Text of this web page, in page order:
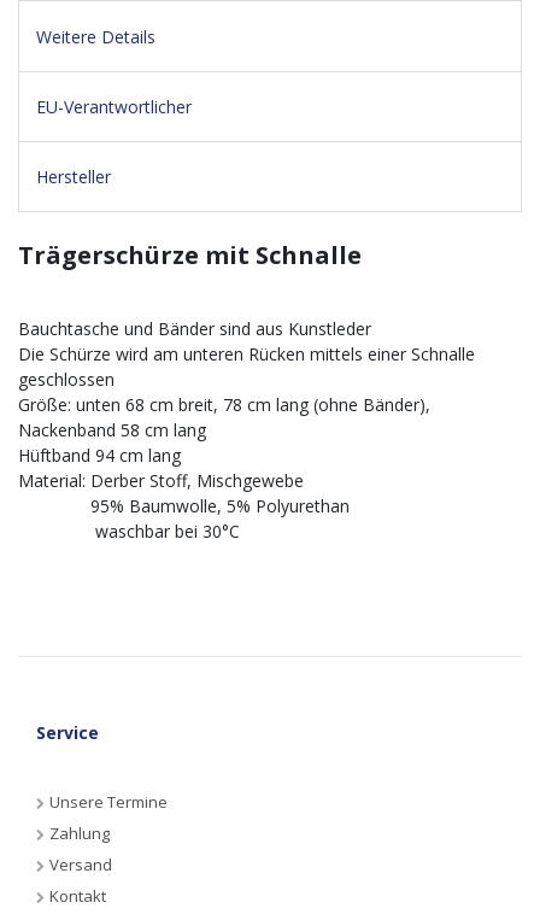
Weitere Details
EU-Verantwortlicher
Hersteller
Trägerschürze mit Schnalle
Bauchtasche und Bänder sind aus Kunstleder
Die Schürze wird am unteren Rücken mittels einer Schnalle
geschlossen
Größe: unten 68 cm breit, 78 cm lang (ohne Bänder),
Nackenband 58 cm lang
Hüftband 94 cm lang
Material: Derber Stoff, Mischgewebe
95% Baumwolle, 5% Polyurethan
waschbar bei 30°C
Service
Unsere Termine
Zahlung
Versand
Kontakt